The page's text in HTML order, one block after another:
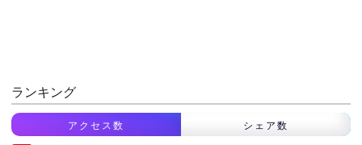
ランキング
アクセス数 シェア数